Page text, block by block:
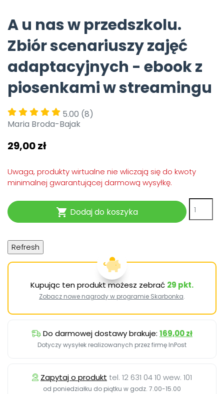
A u nas w przedszkolu.
Zbiór scenariuszy zajęć
adaptacyjnych - ebook z
piosenkami w streamingu
5.00 (8)
Maria Broda-Bajak
29,00 zł
Uwaga, produkty wirtualne nie wliczają się do kwoty
minimalnej gwarantującej darmową wysyłkę.
 Dodaj do koszyka
Kupując ten produkt możesz zebrać 29 pkt.
Zobacz nowe nagrody w programie Skarbonka.
Do darmowej dostawy brakuje: 169,00 zł
Dotyczy wysyłek realizowanych przez firmę InPost
Zapytaj o produkt tel. 12 631 04 10 wew. 101
od poniedziałku do piątku w godz. 7.00-15.00